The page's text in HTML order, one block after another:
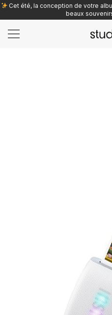
Cet été, la conception de votre
beaux